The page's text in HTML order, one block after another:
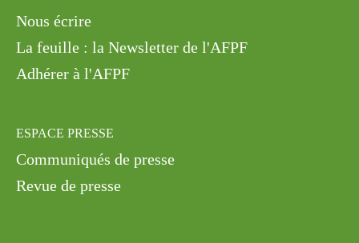
Nous écrire
La feuille : la Newsletter de l'AFPF
Adhérer à l'AFPF
ESPACE PRESSE
Communiqués de presse
Revue de presse